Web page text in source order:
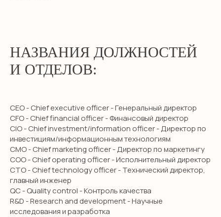
НАЗВАНИЯ ДОЛЖНОСТЕЙ
И ОТДЕЛОВ:
CEO - Chief executive officer - Генеральный директор
CFO - Chief financial officer - Финансовый директор
CIO - Chief investment/information officer - Директор по
инвестициям/информационным технологиям
CMO - Chief marketing officer - Директор по маркетингу
COO - Chief operating officer - Исполнительный директор
CTO - Chief technology officer - Технический директор,
главный инженер
QC - Quality control - Контроль качества
R&D - Research and development - Научные
исследования и разработка